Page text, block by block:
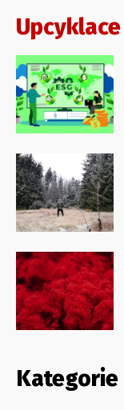
Upcyklace
Kategorie